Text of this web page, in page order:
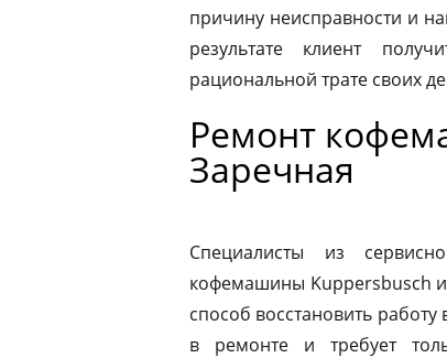
причину неисправности и
результате клиент
рациональной трате своих
Ремонт
Заречная
Специалисты из
кофемашины Kuppersbusch и
способ восстановить
в ремонте и требует